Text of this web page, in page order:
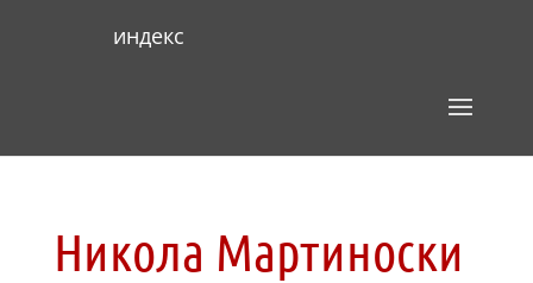
индекс
Никола Мартиноски